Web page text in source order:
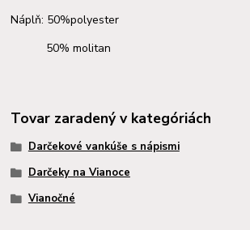
Náplň: 50%polyester
50% molitan
Tovar zaradený v kategóriách
Darčekové vankúše s nápismi
Darčeky na Vianoce
Vianočné